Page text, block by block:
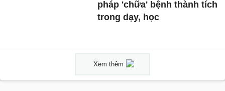
pháp 'chữa' bệnh thành tích
trong dạy, học
Xem thêm